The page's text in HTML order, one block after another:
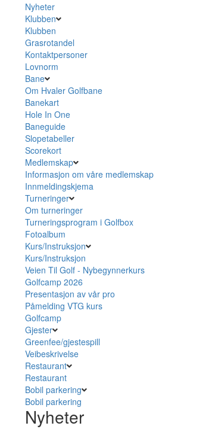
Nyheter
Klubben
Klubben
Grasrotandel
Kontaktpersoner
Lovnorm
Bane
Om Hvaler Golfbane
Banekart
Hole In One
Baneguide
Slopetabeller
Scorekort
Medlemskap
Informasjon om våre medlemskap
Innmeldingskjema
Turneringer
Om turneringer
Turneringsprogram i Golfbox
Fotoalbum
Kurs/Instruksjon
Kurs/Instruksjon
Veien Til Golf - Nybegynnerkurs
Golfcamp 2026
Presentasjon av vår pro
Påmelding VTG kurs
Golfcamp
Gjester
Greenfee/gjestespill
Veibeskrivelse
Restaurant
Restaurant
Bobil parkering
Bobil parkering
Nyheter